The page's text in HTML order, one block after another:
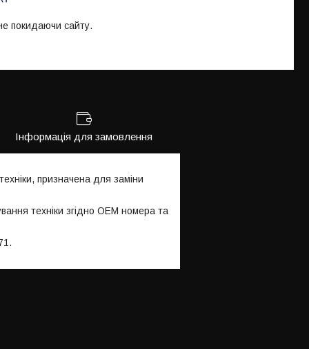
покидаючи сайту.
Інформація для замовлення
призначена для заміни
техніки згідно OEM номера та